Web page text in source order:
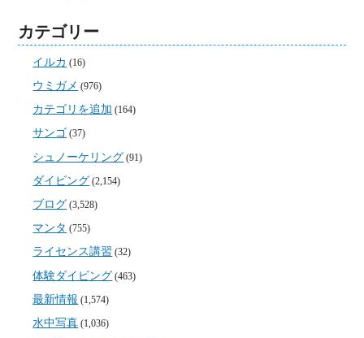
カテゴリー
イルカ (16)
ウミガメ (976)
カテゴリを追加 (164)
サンゴ (37)
シュノーケリング (91)
ダイビング (2,154)
ブログ (3,528)
マンタ (755)
ライセンス講習 (32)
体験ダイビング (463)
最新情報 (1,574)
水中写真 (1,036)